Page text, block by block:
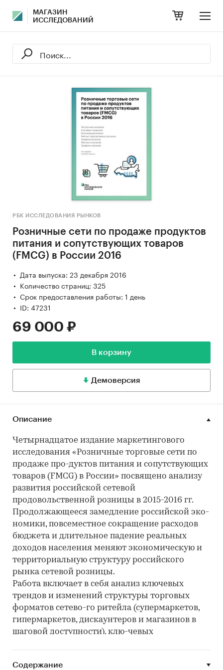
МАГАЗИН
ИССЛЕДОВАНИЙ
РБК ИССЛЕДОВАНИЯ РЫНКОВ
Розничные сети по продаже продуктов
питания и сопутствующих товаров
(FMCG) в России 2016
Дата выпуска: 23 декабря 2016
Количество страниц: 325
Срок предоставления работы: 1 день
ID: 47231
69 000 ₽
В корзину
Демоверсия
Описание
Четырнадцатое издание маркетингового
исследования «Розничные торговые сети по
продаже про-дуктов питания и сопутствующих
товаров (FMCG) в России» посвящено анализу
развития российской сетевой
продовольственной розницы в 2015-2016 гг.
Продолжающееся замедление российской эко-
номики, повсеместное сокращение расходов
бюджета и длительное падение реальных
доходов населения меняют экономическую и
территориальную структуру российского
рынка сетевой розницы.
Работа включает в себя анализ ключевых
трендов и изменений структуры торговых
форматов сетево-го ритейла (супермаркетов,
гипермаркетов, дискаунтеров и магазинов в
шаговой доступности), клю-чевых
мента, оборот с квадратного метра торговой
Содержание